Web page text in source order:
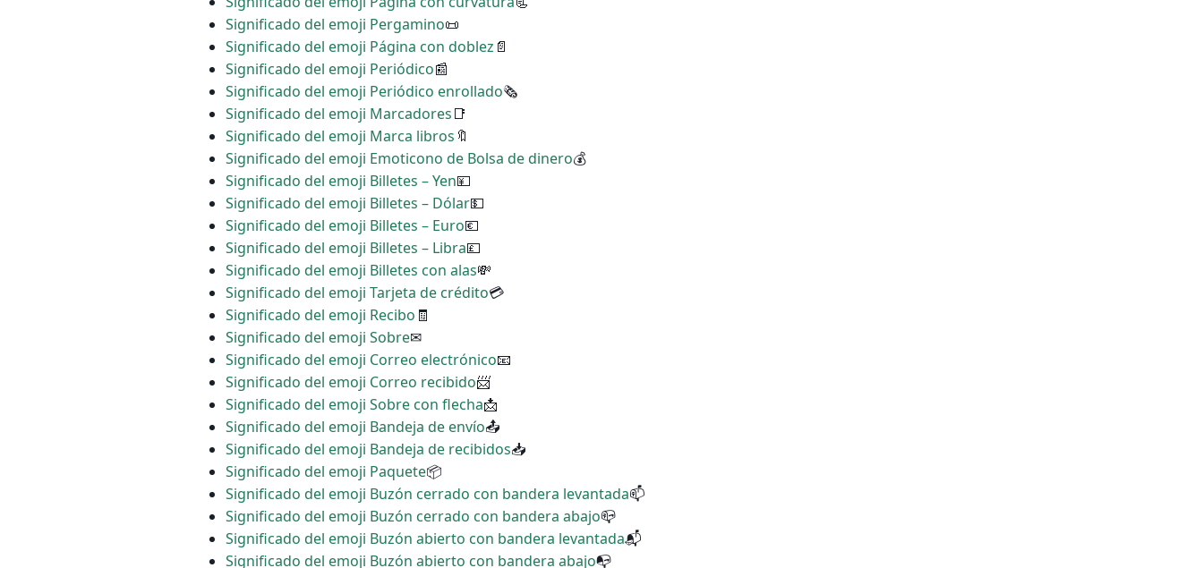
Significado del emoji Pergamino📜
Significado del emoji Página con doblez 📄
Significado del emoji Periódico📰
Significado del emoji Periódico enrollado🗞
Significado del emoji Marcadores📑
Significado del emoji Marca libros 🔖
Significado del emoji Emoticono de Bolsa de dinero💰
Significado del emoji Billetes – Yen💴
Significado del emoji Billetes – Dólar💵
Significado del emoji Billetes – Euro💶
Significado del emoji Billetes – Libra💷
Significado del emoji Billetes con alas💸
Significado del emoji Tarjeta de crédito💳
Significado del emoji Recibo 🧾
Significado del emoji Sobre✉
Significado del emoji Correo electrónico📧
Significado del emoji Correo recibido📨
Significado del emoji Sobre con flecha📩
Significado del emoji Bandeja de envío📤
Significado del emoji Bandeja de recibidos📥
Significado del emoji Paquete📦
Significado del emoji Buzón cerrado con bandera levantada📫
Significado del emoji Buzón cerrado con bandera abajo📪
Significado del emoji Buzón abierto con bandera levantada📬
Significado del emoji Buzón abierto con bandera abajo📭